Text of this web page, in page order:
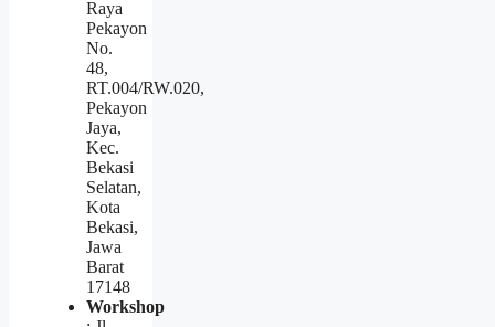
Raya
Pekayon
No.
48,
RT.004/RW.020,
Pekayon
Jaya,
Kec.
Bekasi
Selatan,
Kota
Bekasi,
Jawa
Barat
17148
Workshop